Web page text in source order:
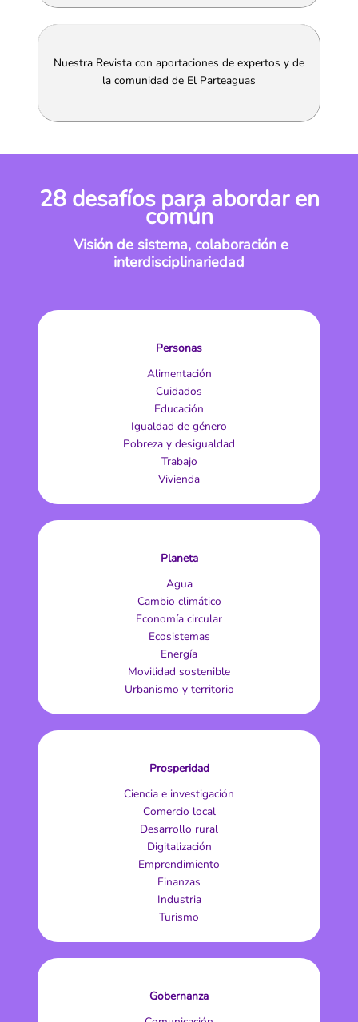
Nuestra Revista con aportaciones de expertos y de
la comunidad de El Parteaguas
28 desafíos para abordar en
común
Visión de sistema, colaboración e
interdisciplinariedad
Personas
Alimentación
Cuidados
Educación
Igualdad de género
Pobreza y desigualdad
Trabajo
Vivienda
Planeta
Agua
Cambio climático
Economía circular
Ecosistemas
Energía
Movilidad sostenible
Urbanismo y territorio
Prosperidad
Ciencia e investigación
Comercio local
Desarrollo rural
Digitalización
Emprendimiento
Finanzas
Industria
Turismo
Gobernanza